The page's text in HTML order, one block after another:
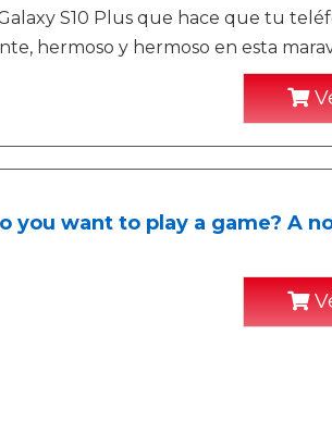
S10 Plus que hace que tu
hermoso y hermoso en esta
you want to play a game? A